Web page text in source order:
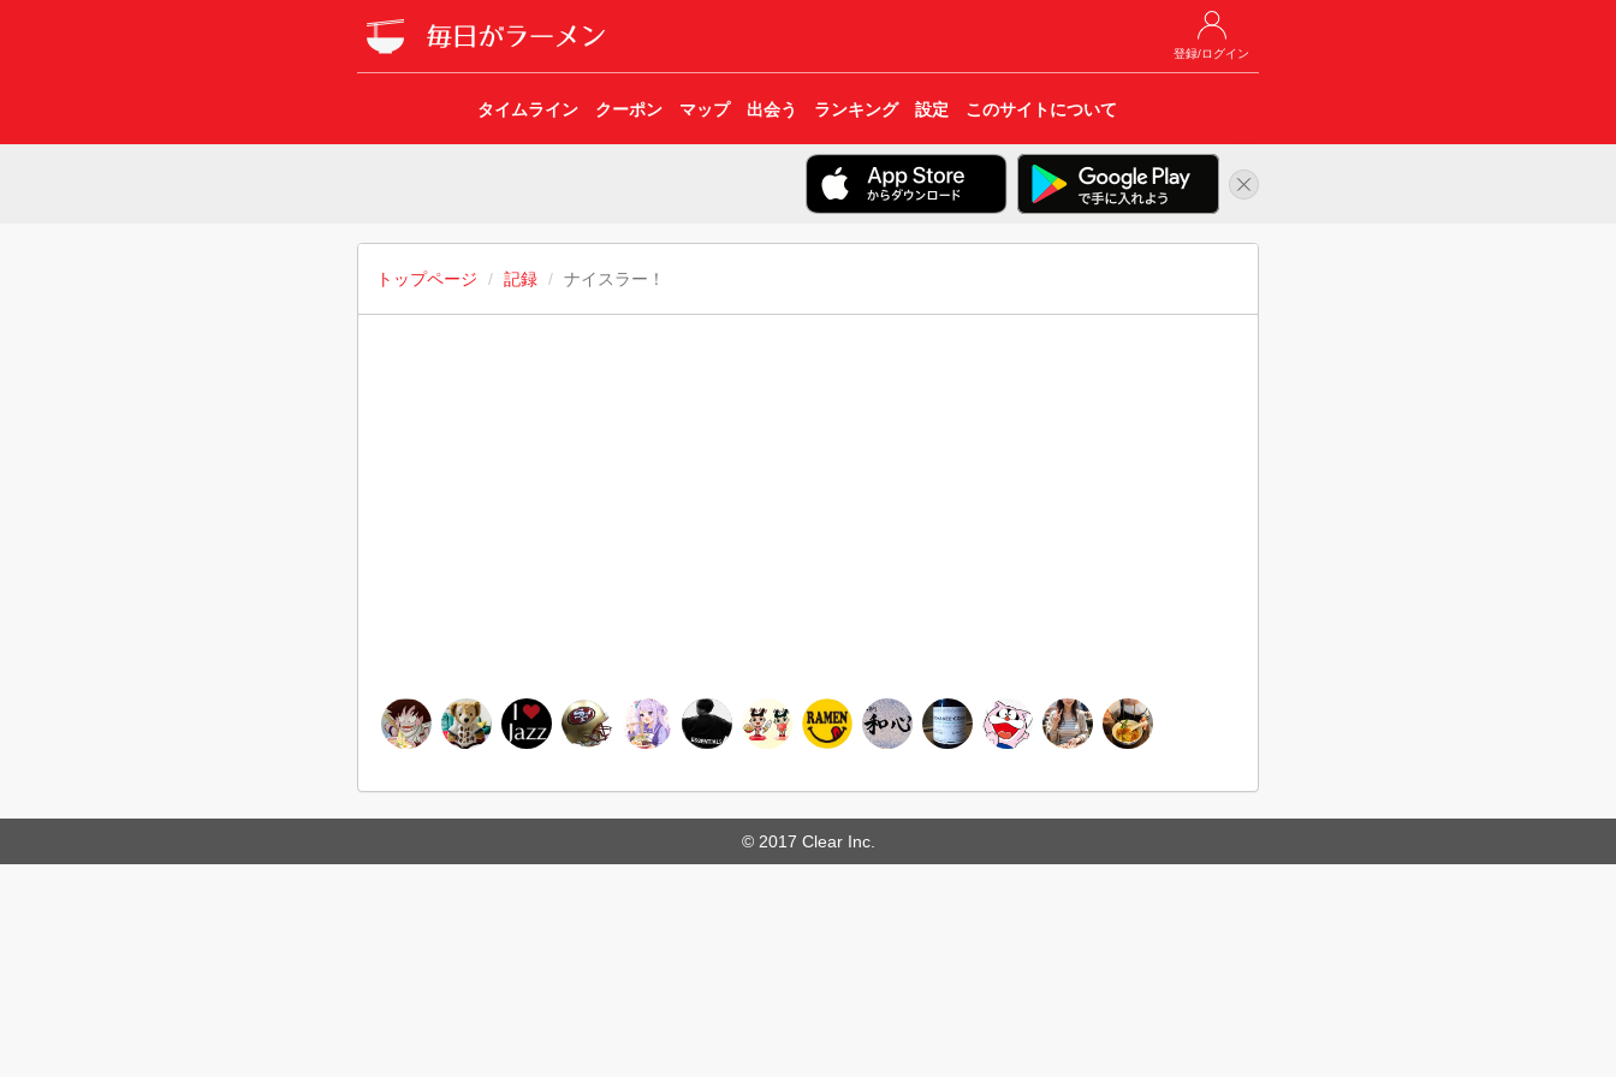
登録/ログイン
タイムライン クーポン マップ 出会う ランキング 設定 このサイトについて
トップページ 記録 ナイスラー！
© 2017 Clear Inc.